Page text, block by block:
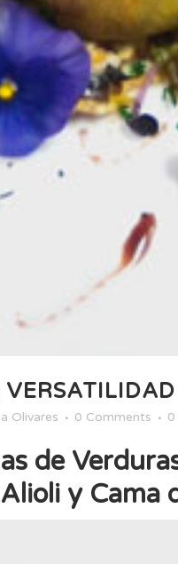
Olivares 0 Comments 0
de
y Cama